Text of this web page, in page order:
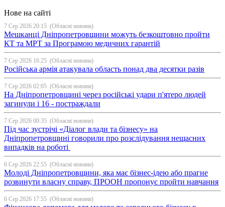
Нове на сайті
7 Сер 2026 20:15 (Обласні новини)
Мешканці Дніпропетровщини можуть безкоштовно пройти
КТ та МРТ за Програмою медичних гарантій
7 Сер 2026 16:25 (Обласні новини)
Російська армія атакувала область понад два десятки разів
7 Сер 2026 02:05 (Обласні новини)
На Дніпропетровщині через російські удари п'ятеро людей
загинули і 16 - постраждали
7 Сер 2026 00:35 (Обласні новини)
Під час зустрічі «Діалог влади та бізнесу» на
Дніпропетровщині говорили про розслідування нещасних
випадків на роботі
6 Сер 2026 22:55 (Обласні новини)
Молоді Дніпропетровщини, яка має бізнес-ідею або прагне
розвинути власну справу, ПРООН пропонує пройти навчання
6 Сер 2026 17:55 (Обласні новини)